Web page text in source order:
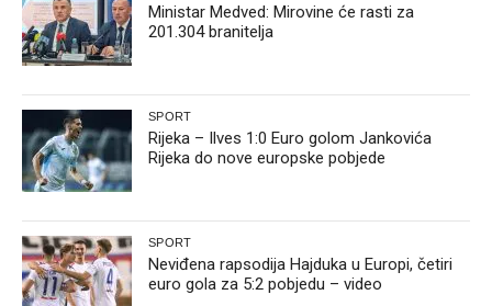
Ministar Medved: Mirovine će rasti za
201.304 branitelja
SPORT
Rijeka – Ilves 1:0 Euro golom Jankovića
Rijeka do nove europske pobjede
SPORT
Neviđena rapsodija Hajduka u Europi, četiri
euro gola za 5:2 pobjedu – video